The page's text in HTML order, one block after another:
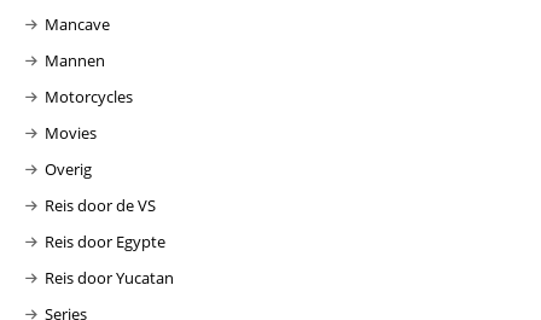
Mancave
Mannen
Motorcycles
Movies
Overig
Reis door de VS
Reis door Egypte
Reis door Yucatan
Series